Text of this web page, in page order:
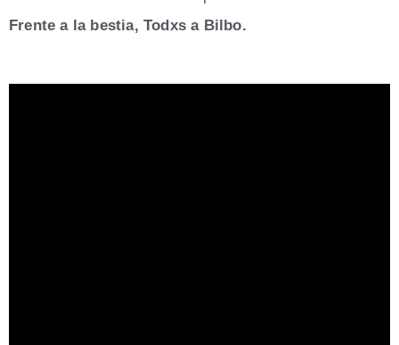
Fren­te a la bes­tia, Todxs a Bilbo.